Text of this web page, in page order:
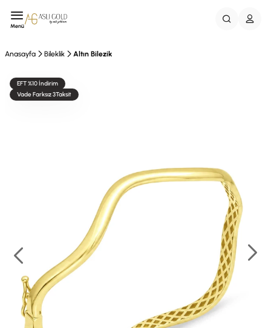
Menü
Anasayfa Bileklik Altın Bilezik
EFT %10 İndirim
Vade Farksız 3Taksit